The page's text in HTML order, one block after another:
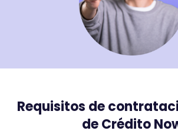
Requisitos de
de Crédito